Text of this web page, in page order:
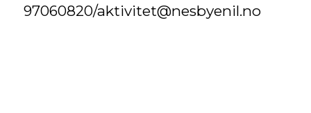
97060820/aktivitet@nesbyenil.no